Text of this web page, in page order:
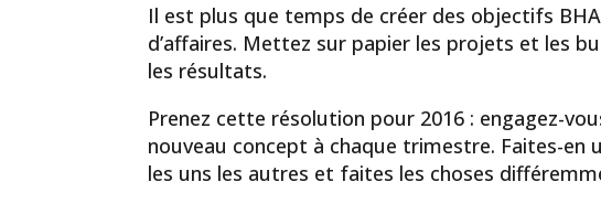
Il est plus que temps de créer des objectifs
d’affaires. Mettez sur papier les projets et les
les résultats.
Prenez cette résolution pour 2016 : engagez-
nouveau concept à chaque trimestre. Faites-en
les uns les autres et faites les choses